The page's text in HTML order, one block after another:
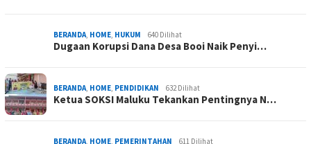
BERANDA HOME HUKUM 640 Dilihat
Dugaan Korupsi Dana Desa Booi Naik Penyi…
BERANDA HOME PENDIDIKAN 632 Dilihat
Ketua SOKSI Maluku Tekankan Pentingnya N…
BERANDA HOME PEMERINTAHAN 611 Dilihat